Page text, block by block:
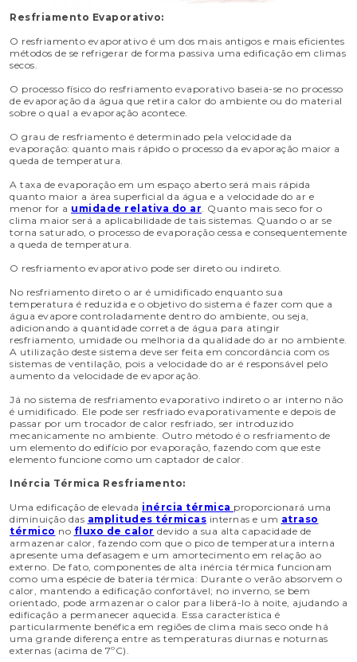
Resfriamento Evaporativo:
O resfriamento evaporativo é um dos mais antigos e mais eficientes
métodos de se refrigerar de forma passiva uma edificação em climas
secos.
O processo físico do resfriamento evaporativo baseia-se no processo
de evaporação da água que retira calor do ambiente ou do material
sobre o qual a evaporação acontece.
O grau de resfriamento é determinado pela velocidade da
evaporação: quanto mais rápido o processo da evaporação maior a
queda de temperatura.
A taxa de evaporação em um espaço aberto será mais rápida
quanto maior a área superficial da água e a velocidade do ar e
menor for a umidade relativa do ar. Quanto mais seco for o
clima maior será a aplicabilidade de tais sistemas. Quando o ar se
torna saturado, o processo de evaporação cessa e consequentemente
a queda de temperatura.
O resfriamento evaporativo pode ser direto ou indireto.
No resfriamento direto o ar é umidificado enquanto sua
temperatura é reduzida e o objetivo do sistema é fazer com que a
água evapore controladamente dentro do ambiente, ou seja,
adicionando a quantidade correta de água para atingir
resfriamento, umidade ou melhoria da qualidade do ar no ambiente.
A utilização deste sistema deve ser feita em concordância com os
sistemas de ventilação, pois a velocidade do ar é responsável pelo
aumento da velocidade de evaporação.
Já no sistema de resfriamento evaporativo indireto o ar interno não
é umidificado. Ele pode ser resfriado evaporativamente e depois de
passar por um trocador de calor resfriado, ser introduzido
mecanicamente no ambiente. Outro método é o resfriamento de
um elemento do edifício por evaporação, fazendo com que este
elemento funcione como um captador de calor.
Inércia Térmica Resfriamento:
Uma edificação de elevada inércia térmica proporcionará uma
diminuição das amplitudes térmicas internas e um atraso
térmico no fluxo de calor devido a sua alta capacidade de
armazenar calor, fazendo com que o pico de temperatura interna
apresente uma defasagem e um amortecimento em relação ao
externo. De fato, componentes de alta inércia térmica funcionam
como uma espécie de bateria térmica: Durante o verão absorvem o
calor, mantendo a edificação confortável; no inverno, se bem
orientado, pode armazenar o calor para liberá-lo à noite, ajudando a
edificação a permanecer aquecida. Essa característica é
particularmente benéfica em regiões de clima mais seco onde há
uma grande diferença entre as temperaturas diurnas e noturnas
externas (acima de 7ºC).